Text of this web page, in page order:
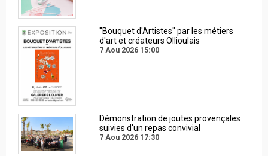
"Bouquet d'Artistes" par les métiers
d'art et créateurs Ollioulais
7 Aou 2026 15:00
Démonstration de joutes provençales
suivies d'un repas convivial
7 Aou 2026 17:30